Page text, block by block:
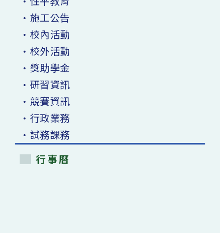
•施工公告
•校內活動
•校外活動
•獎助學金
•研習資訊
•競賽資訊
•行政業務
•試務課務
行事曆